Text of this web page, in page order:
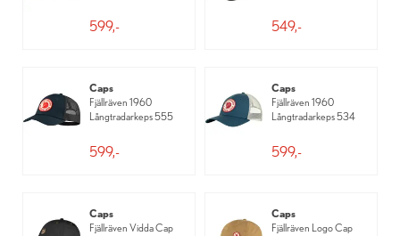
599,- 549,-
Caps
Fjällräven 1960
Långtradarkeps 555
599,-
Caps
Fjällräven 1960
Långtradarkeps 534
599,-
Caps
Fjällräven Vidda Cap
Caps
Fjällräven Logo Cap